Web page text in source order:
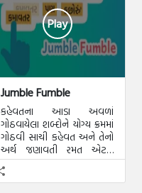
Play
Jumble Fumble
કહેવતના આડા અવળાં
ગોઠવાયેલા શબ્દોને યોગ્ય ક્રમમાં
ગોઠવી સાચી કહેવત અને તેનો
અર્થ જણાવતી રમત એટલે
જંબલ ફંબલ